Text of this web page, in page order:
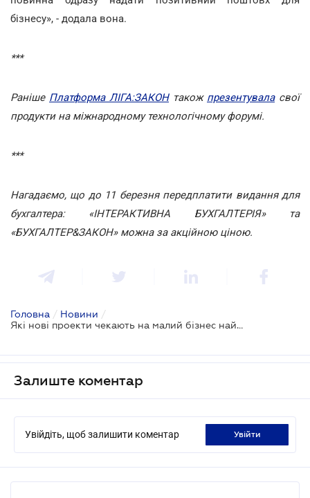
бізнесу», - додала вона.
***
Раніше Платформа ЛІГА:ЗАКОНтакож презентуваласвої
продукти на міжнародному технологічному форумі.
***
Нагадаємо, що до 11 березня передплатити видання для
бухгалтера: «ІНТЕРАКТИВНА БУХГАЛТЕРІЯ» та
«БУХГАЛТЕР&ЗАКОН» можна за акційною ціною.
Головна / Новини /
Які нові проекти чекають на малий бізнес найближчим часом?
Залиште коментар
Увійдіть, щоб залишити коментар увійти